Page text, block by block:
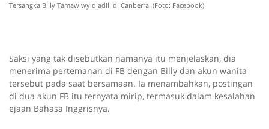
Tersangka Billy Tamawiwy diadili di Canberra. (Foto: Facebook)
Saksi yang tak disebutkan namanya itu menjelaskan, dia
menerima pertemanan di FB dengan Billy dan akun wanita
tersebut pada saat bersamaan. Ia menambahkan, postingan
di dua akun FB itu ternyata mirip, termasuk dalam kesalahan
ejaan Bahasa Inggrisnya.